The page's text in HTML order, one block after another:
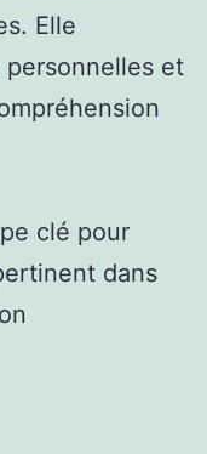
Elle
et
clé pour
dans